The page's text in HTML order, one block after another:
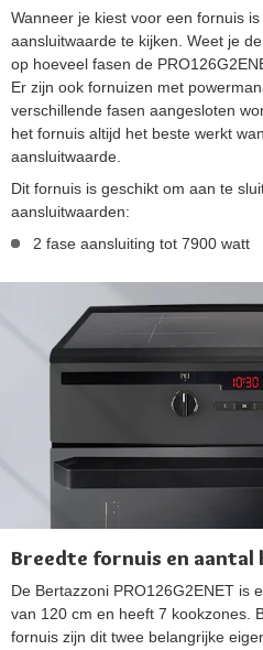
Wanneer je kiest voor een fornuis
aansluitwaarde te kijken. Weet je
op hoeveel fasen de
Er zijn ook fornuizen met
verschillende fasen aangesloten
het fornuis altijd het beste werkt
aansluitwaarde.
Dit fornuis is geschikt om aan te
aansluitwaarden:
2 fase aansluiting tot 7900 watt
Breedte fornuis en aantal
De Bertazzoni PRO126G2ENET is
van 120 cm en heeft 7 kookzones.
fornuis zijn dit twee belangrijke